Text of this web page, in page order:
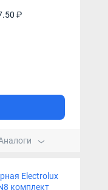
₽
Electrolux
комплект